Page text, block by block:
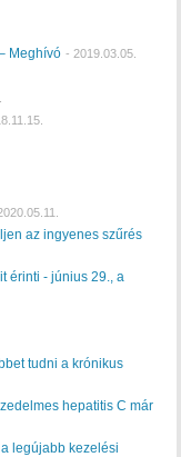
Meghívó - 2019.03.05.
az ingyenes szűrés
érinti - június 29., a
tudni a krónikus
hepatitis C már
legújabb kezelési